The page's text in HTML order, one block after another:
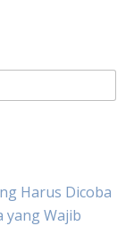
Harus Dicoba
yang Wajib